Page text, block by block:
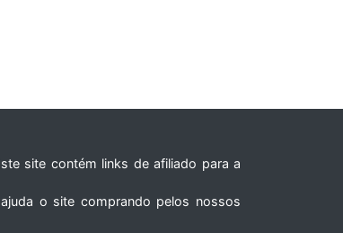
site contém links de afiliado para a
o site comprando pelos nossos